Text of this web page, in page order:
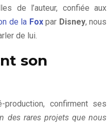
de l’auteur, confiée aux
de la Foxpar Disney, nous
de lui.
son
confirment ses
des rares projets que nous